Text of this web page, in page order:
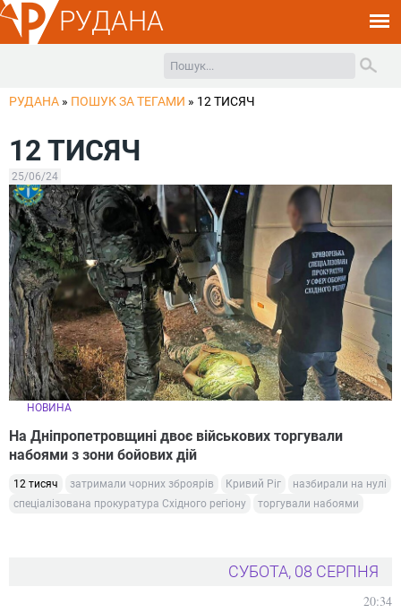
РУДАНА
РУДАНА » ПОШУК ЗА ТЕГАМИ » 12 ТИСЯЧ
12 ТИСЯЧ
25/06/24
НОВИНА
На Дніпропетровщині двоє військових торгували
набоями з зони бойових дій
12 тисяч затримали чорних зброярів Кривий Ріг
назбирали на нулі
спеціалізована прокуратура Східного регіону
торгували набоями
СУБОТА, 08 СЕРПНЯ
20:34